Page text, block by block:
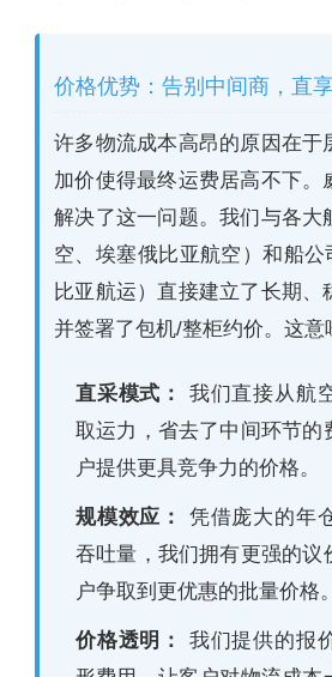
价格优势：告别中间商，直
许多物流成本高昂的原因在于
加价使得最终运费居高不下。
解决了这一问题。我们与各大
空、埃塞俄比亚航空）和船
比亚航运）直接建立了长期、
并签署了包机/整柜约价。这意
直采模式： 我们直接从航
取运力，省去了中间环节的
户提供更具竞争力的价格。
规模效应： 凭借庞大的年
吞吐量，我们拥有更强的议
户争取到更优惠的批量价格。
价格透明： 我们提供的报